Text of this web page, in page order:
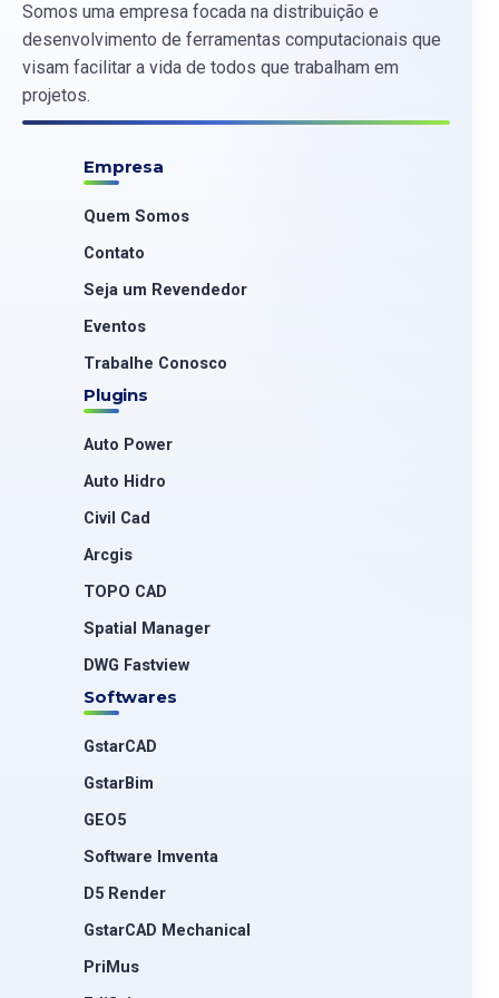
Somos uma empresa focada na distribuição e
desenvolvimento de ferramentas computacionais que
visam facilitar a vida de todos que trabalham em
projetos.
Empresa
Quem Somos
Contato
Seja um Revendedor
Eventos
Trabalhe Conosco
Plugins
Auto Power
Auto Hidro
Civil Cad
Arcgis
TOPO CAD
Spatial Manager
DWG Fastview
Softwares
GstarCAD
GstarBim
GEO5
Software Imventa
D5 Render
GstarCAD Mechanical
PriMus